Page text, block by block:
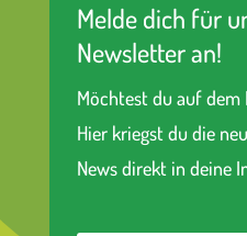
Melde dich für
Newsletter an!
Möchtest du auf dem
Hier kriegst du die
News direkt in deine